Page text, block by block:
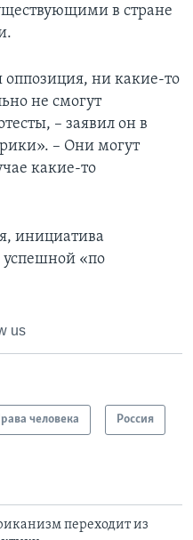
в стране
ни какие-то
не смогут
– заявил он в
– Они могут
какие-то
инициатива
успешной «по
us
человека Россия
переходит из